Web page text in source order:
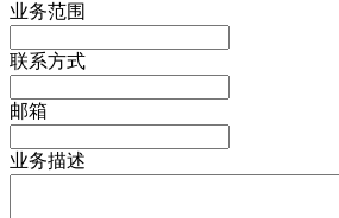
业务范围
联系方式
邮箱
业务描述